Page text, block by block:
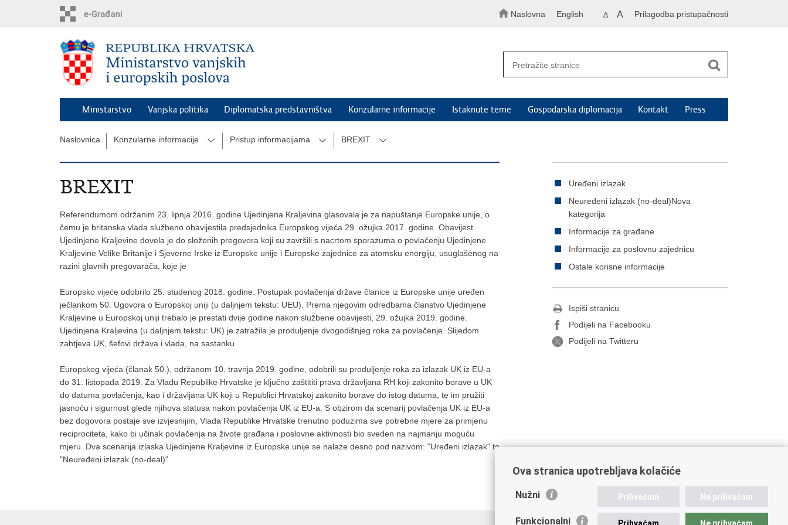
Naslovna English A A Prilagodba pristupačnosti
Ministarstvo Vanjska politika Diplomatska predstavništva Konzularne informacije Istaknute teme Gospodarska diplomacija Kontakt Press
Naslovnica Konzularne informacije Pristup informacijama BREXIT
BREXIT
Referendumom održanim 23. lipnja 2016. godine Ujedinjena Kraljevina glasovala je za napuštanje Europske unije, o
čemu je britanska vlada službeno obavijestila predsjednika Europskog vijeća 29. ožujka 2017. godine. Obavijest
Ujedinjene Kraljevine dovela je do složenih pregovora koji su završili s nacrtom sporazuma o povlačenju Ujedinjene
Kraljevine Velike Britanije i Sjeverne Irske iz Europske unije i Europske zajednice za atomsku energiju, usuglašenog na
razini glavnih pregovarača, koje je
Europsko vijeće odobrilo 25. studenog 2018. godine. Postupak povlačenja države članice iz Europske unije uređen
ječlankom 50. Ugovora o Europskoj uniji (u daljnjem tekstu: UEU). Prema njegovim odredbama članstvo Ujedinjene
Kraljevine u Europskoj uniji trebalo je prestati dvije godine nakon službene obavijesti, 29. ožujka 2019. godine.
Ujedinjena Kraljevina (u daljnjem tekstu: UK) je zatražila je produljenje dvogodišnjeg roka za povlačenje. Slijedom
zahtjeva UK, šefovi država i vlada, na sastanku
Europskog vijeća (članak 50.), održanom 10. travnja 2019. godine, odobrili su produljenje roka za izlazak UK iz EU-a
do 31. listopada 2019. Za Vladu Republike Hrvatske je ključno zaštititi prava državljana RH koji zakonito borave u UK
do datuma povlačenja, kao i državljana UK koji u Republici Hrvatskoj zakonito borave do istog datuma, te im pružiti
jasnoću i sigurnost glede njihova statusa nakon povlačenja UK iz EU-a. S obzirom da scenarij povlačenja UK iz EU-a
bez dogovora postaje sve izvjesnijim, Vlada Republike Hrvatske trenutno poduzima sve potrebne mjere za primjenu
reciprociteta, kako bi učinak povlačenja na živote građana i poslovne aktivnosti bio sveden na najmanju moguću
mjeru. Dva scenarija izlaska Ujedinjene Kraljevine iz Europske unije se nalaze desno pod nazivom: "Uređeni izlazak" te
"Neuređeni izlazak (no-deal)"
Uređeni izlazak
Neuređeni izlazak (no-deal)Nova
kategorija
Informacije za građane
Informacije za poslovnu zajednicu
Ostale korisne informacije
Ispiši stranicu
Podijeli na Facebooku
Podijeli na Twitteru
Ova stranica upotrebljava kolačiće
Nužni Prihvaćam Ne prihvaćam
Funkcionalni Prihvaćam Ne prihvaćam